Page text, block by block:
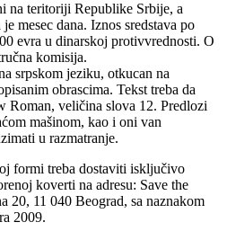
na teritoriji Republike Srbije, a
mesec dana. Iznos sredstava po
evra u dinarskoj protivvrednosti. O
komisija.
srpskom jeziku, otkucan na
obrascima. Tekst treba da
Roman, veličina slova 12. Predlozi
mašinom, kao i oni van
u razmatranje.
formi treba dostaviti isključivo
koverti na adresu: Save the
11 040 Beograd, sa naznakom
2009.